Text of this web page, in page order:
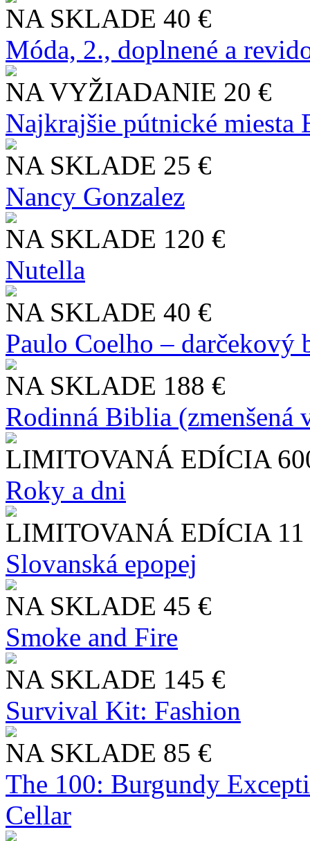
NA SKLADE 40 €
Móda, 2., doplnené a
NA VYŽIADANIE 20 €
Najkrajšie pútnické miesta
NA SKLADE 25 €
Nancy Gonzalez
NA SKLADE 120 €
Nutella
NA SKLADE 40 €
Paulo Coelho – darčekový
NA SKLADE 188 €
Rodinná Biblia (zmenšená
LIMITOVANÁ EDÍCIA
Roky a dni
LIMITOVANÁ EDÍCIA
Slo​vanská epopej
NA SKLADE 45 €
Smoke and Fire
NA SKLADE 145 €
Survival Kit: Fashion
NA SKLADE 85 €
The 100: Burgundy
Cellar